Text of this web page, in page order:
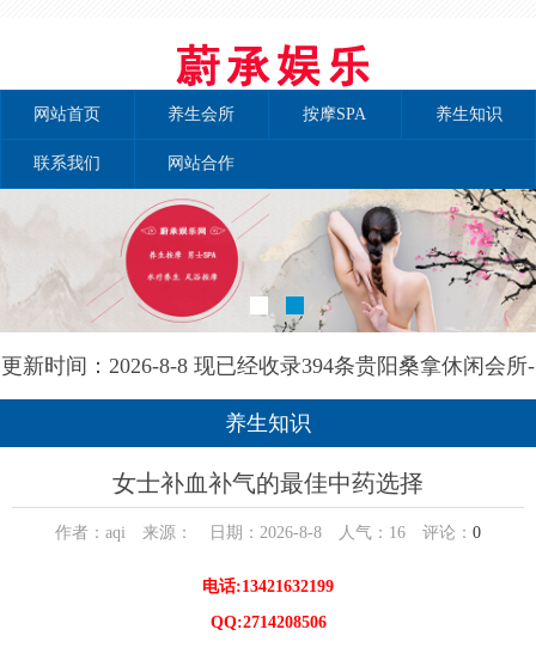
网站首页 养生会所 按摩SPA 养生知识
联系我们 网站合作
更新时间：2026-8-8 现已经收录394条贵阳桑拿休闲会所-
贵阳和兰养生网信息
养生知识
女士补血补气的最佳中药选择
作者：aqi 来源： 日期：2026-8-8 人气： 16 评论： 0
电话:13421632199
QQ:2714208506